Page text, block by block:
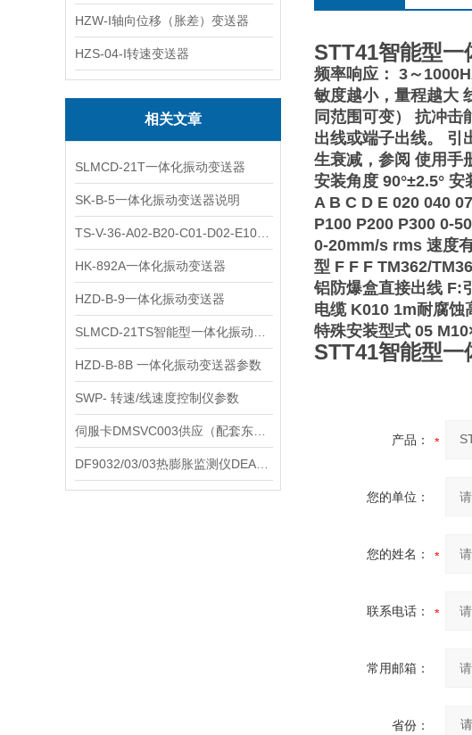
HZW-I轴向位移（胀差）变送器
HZS-04-I转速变送器
相关文章
SLMCD-21T一体化振动变送器
SK-B-5一体化振动变送器说明
HK-892A一体化振动变送器
HZD-B-9一体化振动变送器
HZD-B-8B 一体化振动变送器参数
SWP- 转速/线速度控制仪参数
STT41智能型
频率响应： 3～
敏度越小，量程越大
同范围可变） 抗冲
出线或端子出线。 引
生衰减，参阅 使用手
安装角度 90°±2.5°
A B C D E 020 040
P100 P200 P300 0-
0-20mm/s rms 速度
型 F F F TM362/
铝防爆盒直接出线 F:
电缆 K010 1m耐腐蚀
特殊安装型式 05
STT41智能型
产品：
您的单位：
您的姓名：
联系电话：
常用邮箱：
省份：